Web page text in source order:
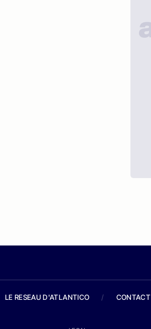
LE RESEAU D'ATLANTICO / CONTACT